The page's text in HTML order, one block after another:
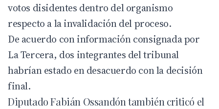
votos disidentes dentro del organismo
respecto a la invalidación del proceso.
De acuerdo con información consignada por
La Tercera, dos integrantes del tribunal
habrían estado en desacuerdo con la decisión
final.
Diputado Fabián Ossandón también criticó el